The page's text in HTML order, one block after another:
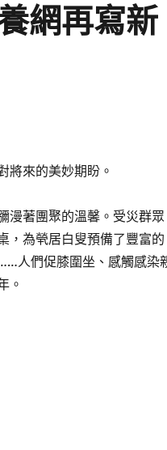
網再寫新
將來的美妙期盼。
漫著團聚的溫馨。受災群眾
，為煢居白叟預備了豐富的
人們促膝圍坐、感觸感染
。